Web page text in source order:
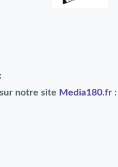
notre site Media180.fr :